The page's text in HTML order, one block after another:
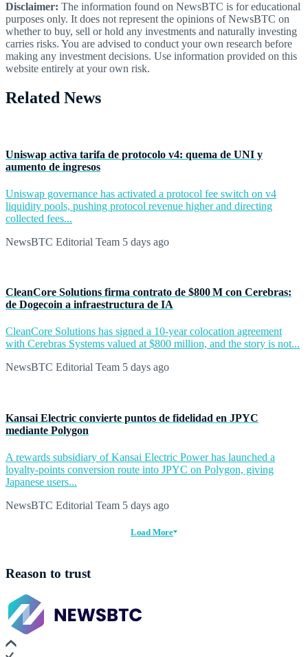
Disclaimer: The information found on NewsBTC is for educational
purposes only. It does not represent the opinions of NewsBTC on
whether to buy, sell or hold any investments and naturally investing
carries risks. You are advised to conduct your own research before
making any investment decisions. Use information provided on this
website entirely at your own risk.
Related News
Uniswap activa tarifa de protocolo v4: quema de UNI y
aumento de ingresos
Uniswap governance has activated a protocol fee switch on v4
liquidity pools, pushing protocol revenue higher and directing
collected fees...
NewsBTC Editorial Team 5 days ago
CleanCore Solutions firma contrato de $800 M con Cerebras:
de Dogecoin a infraestructura de IA
CleanCore Solutions has signed a 10-year colocation agreement
with Cerebras Systems valued at $800 million, and the story is not...
NewsBTC Editorial Team 5 days ago
Kansai Electric convierte puntos de fidelidad en JPYC
mediante Polygon
A rewards subsidiary of Kansai Electric Power has launched a
loyalty-points conversion route into JPYC on Polygon, giving
Japanese users...
NewsBTC Editorial Team 5 days ago
Load More
Reason to trust